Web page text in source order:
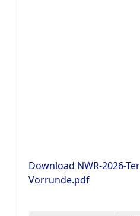
Download NWR-2026-
Vorrunde.pdf